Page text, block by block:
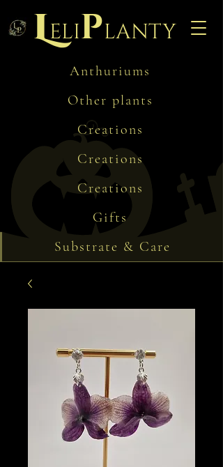
Leliplanty
Anthuriums
Other plants
Creations
Creations
Creations
Gifts
Substrate & Care